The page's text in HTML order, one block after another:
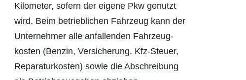
Kilometer, sofern der eigene Pkw genutzt
wird. Beim betrieblichen Fahrzeug kann der
Unternehmer alle anfallenden Fahrzeug­
kosten (Benzin, Versicherung, Kfz-Steuer,
Reparaturkosten) sowie die Abschrei­bung